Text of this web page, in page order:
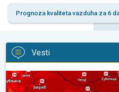
Prognoza kvaliteta vazduha za 6
Vesti
Sunčano i ponovo vruće